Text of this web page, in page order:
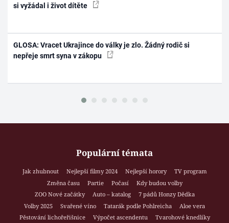
si vyžádal i život dítěte
GLOSA: Vracet Ukrajince do války je zlo. Žádný rodič si
nepřeje smrt syna v zákopu
Populární témata
Jak zhubnout Nejlepší filmy 2024 Nejlepší horory
TV program
Změna času
Partie Počasí
Kdy budou volby
ZOO Nové začátky
Auto – katalog
7 pádů Honzy Dědka
Volby 2025
Svařené víno Tatarák podle Pohlreicha
Aloe vera
Pěstování lichořeřišnice
Výpočet ascendentu
Tvarohové knedlíky